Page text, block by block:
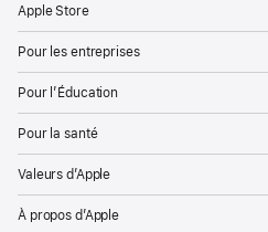
Apple Store
Pour les entreprises
Pour l’Éducation
Pour la santé
Valeurs d’Apple
À propos d’Apple